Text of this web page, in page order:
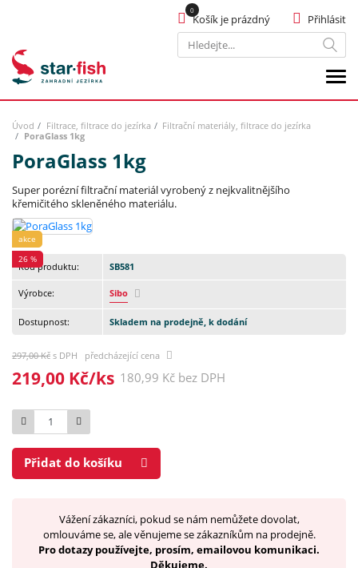
Hledat
Přihlásit
Košík je prázdný
Úvod Filtrace, filtrace do jezírka
Filtrační materiály, filtrace do jezírka
PoraGlass 1kg
PoraGlass 1kg
Super porézní filtrační materiál vyrobený z nejkvalitnějšího
křemičitého skleněného materiálu.
akce
26 %
Kód produktu: SB581
Výrobce: Sibo
Dostupnost: Skladem na prodejně, k dodání
297,00 Kč s DPH předcházející cena
219,00 Kč/ks 180,99 Kč bez DPH
Počet
Přidat do košíku
Vážení zákazníci, pokud se nám nemůžete dovolat,
omlouváme se, ale věnujeme se zákazníkům na prodejně.
Pro dotazy používejte, prosím, emailovou komunikaci.
Děkujeme.